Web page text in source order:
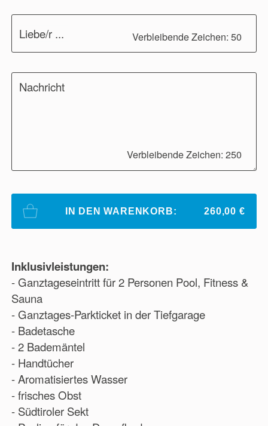
Liebe/r ... Verbleibende Zeichen: 50
Nachricht
Verbleibende Zeichen: 250
IN DEN WARENKORB: 260,00 €
Inklusivleistungen:
- Ganztageseintritt für 2 Personen Pool, Fitness &
Sauna
- Ganztages-Parkticket in der Tiefgarage
- Badetasche
- 2 Bademäntel
- Handtücher
- Aromatisiertes Wasser
- frisches Obst
- Südtiroler Sekt